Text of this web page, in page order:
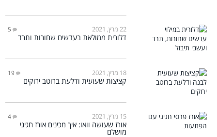
22 מרץ, 2021 5
דלורית ממולאת בעדשים שחורות ותרד
18 מרץ, 2021 19
קציצות שעועית ודלעת ברוטב ירוקים
15 מרץ, 2021 4
אורז שעושה וואו: איך מכינים אורז חגיגי
מושלם